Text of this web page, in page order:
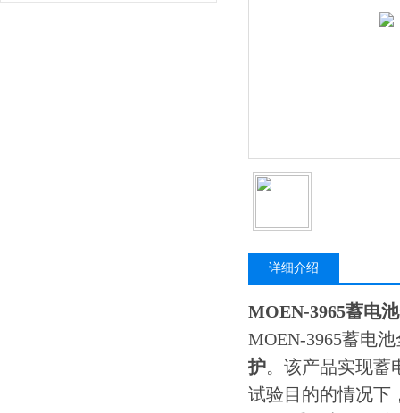
详细介绍
MOEN-3965蓄电
MOEN-3965蓄电
护。该产品实现蓄
试验目的的情况下